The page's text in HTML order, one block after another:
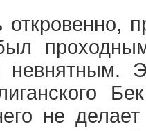
невнятным.
не